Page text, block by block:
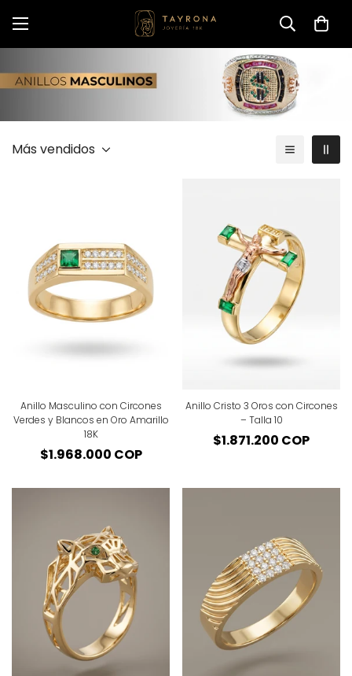
Más vendidos
Anillo Masculino con Circones
Verdes y Blancos en Oro Amarillo
18K
Precio
$1.968.000 COP
Anillo Cristo 3 Oros con Circones
– Talla 10
Precio
$1.871.200 COP